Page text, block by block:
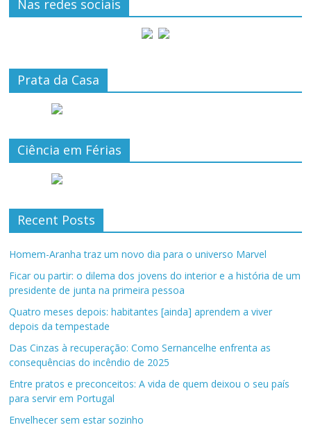
Nas redes sociais
Prata da Casa
Ciência em Férias
Recent Posts
Homem-Aranha traz um novo dia para o universo Marvel
Ficar ou partir: o dilema dos jovens do interior e a história de um
presidente de junta na primeira pessoa
Quatro meses depois: habitantes [ainda] aprendem a viver
depois da tempestade
Das Cinzas à recuperação: Como Sernancelhe enfrenta as
consequências do incêndio de 2025
Entre pratos e preconceitos: A vida de quem deixou o seu país
para servir em Portugal
Envelhecer sem estar sozinho